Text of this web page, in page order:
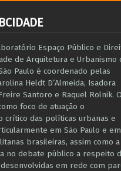
Espaço Público e
de Arquitetura e Urbanismo
Paulo é coordenado pelas
Heldt D’Almeida, Isadora
Santoro e Raquel Rolnik. O
foco de atuação o
crítico das políticas urbanas e
em São Paulo e
brasileiras, assim como a
no debate público a respeito
em r​e​de com